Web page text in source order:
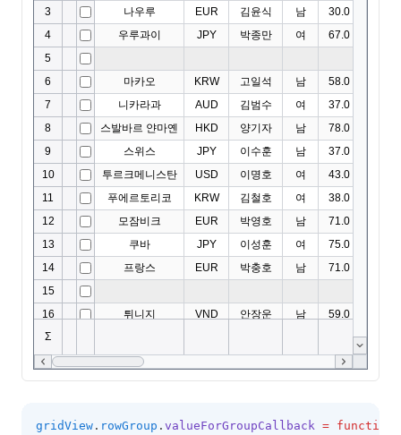
gridView . rowGroup . valueForGroupCallback = function